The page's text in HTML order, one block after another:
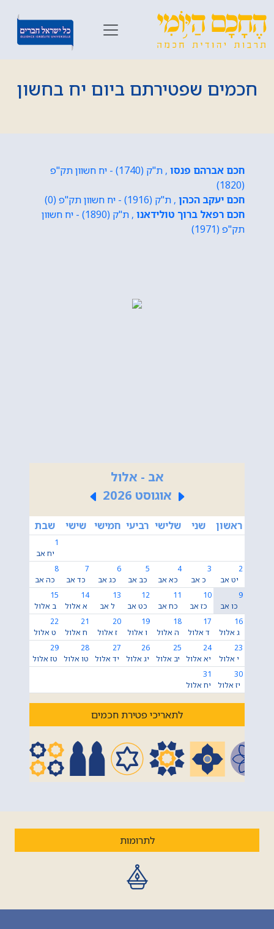
חכמים שפטירתם ביום יח בחשון
חכם אברהם פנסו
, ת"ק (1740) - יח חשוון תק"פ
(1820)
חכם יעקב הכהן , ת"ק (1916) - יח חשוון תק"פ (0)
חכם רפאל ברוך טולידאנו
, ת"ק (1890) - יח חשוון
תק"פ (1971)
אב - אלול
אוגוסט 2026
ראשון שני שלישי רביעי חמישי שישי שבת
1
יח אב
2
יט אב
3
כ אב
4
כא אב
5
כב אב
6
כג אב
7
כד אב
8
כה אב
9
כו אב
10
כז אב
11
כח אב
12
כט אב
13
ל אב
14
א אלול
15
ב אלול
16
ג אלול
17
ד אלול
18
ה אלול
19
ו אלול
20
ז אלול
21
ח אלול
22
ט אלול
23
י אלול
24
יא אלול
25
יב אלול
26
יג אלול
27
יד אלול
28
טו אלול
29
טז אלול
30
יז אלול
31
יח אלול
לתאריכי פטירת חכמים
לתרומות